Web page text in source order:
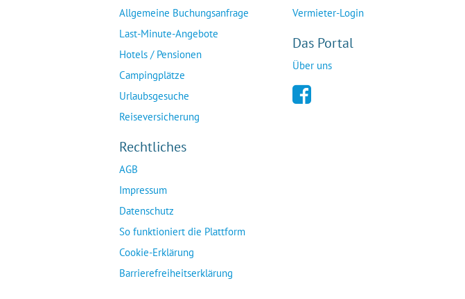
Allgemeine Buchungsanfrage
Last-Minute-Angebote
Hotels / Pensionen
Campingplätze
Urlaubsgesuche
Reiseversicherung
Rechtliches
AGB
Impressum
Datenschutz
So funktioniert die Plattform
Cookie-Erklärung
Barrierefreiheitserklärung
Vermieter-Login
Das Portal
Über uns